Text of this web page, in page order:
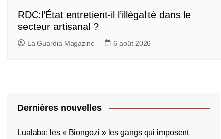
RDC:l’État entretient-il l’illégalité dans le
secteur artisanal ?
La Guardia Magazine 6 août 2026
Dernières nouvelles
Lualaba: les « Biongozi » les gangs qui imposent